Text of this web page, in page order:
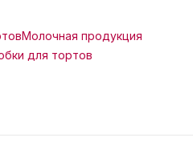
Молочная продукция
для тортов